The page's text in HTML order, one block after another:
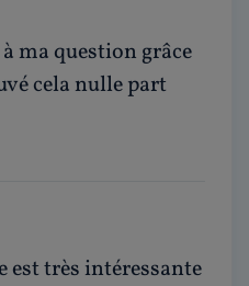
ma question grâce
cela nulle part
est très intéressante